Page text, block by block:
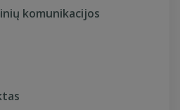
komunikacijos